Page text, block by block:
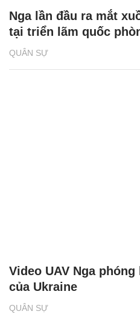
QUÂN SỰ
Nga lần đầu ra mắt
tại triển lãm quốc
QUÂN SỰ
Video UAV Nga
của Ukraine